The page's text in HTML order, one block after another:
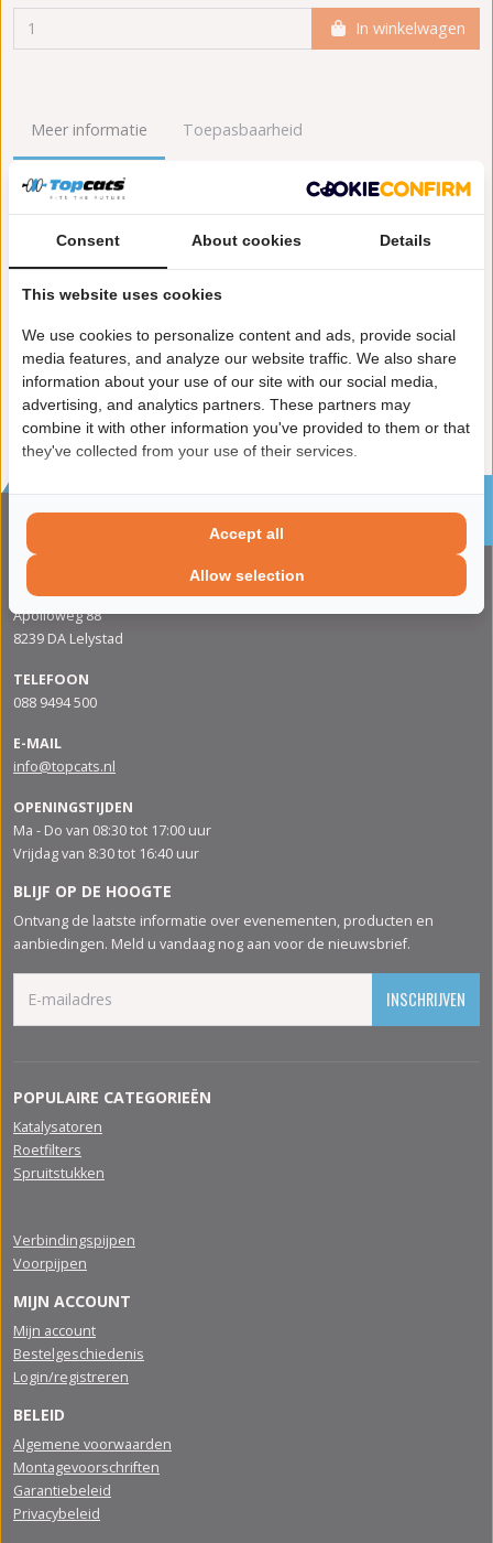
In winkelwagen
Meer informatie Toepasbaarheid
Origineel nummers
Garantie:2 jaar garantie
Materiaal:Keramiek
Enkel in combinatie met:FK92098
Product in orde:
Controleteken:E9-103R
Sinds 2002 de specialist in katalysatoren en
roetfilters
CONTACTGEGVENS
ADRES
Apolloweg 88
8239 DA Lelystad
TELEFOON
088 9494 500
E-MAIL
info@topcats.nl
OPENINGSTIJDEN
Ma - Do van 08:30 tot 17:00 uur
Vrijdag van 8:30 tot 16:40 uur
BLIJF OP DE HOOGTE
Ontvang de laatste informatie over evenementen, producten en
aanbiedingen. Meld u vandaag nog aan voor de nieuwsbrief.
INSCHRIJVEN
POPULAIRE CATEGORIEËN
Katalysatoren
Roetfilters
Spruitstukken
Verbindingspijpen
Voorpijpen
MIJN ACCOUNT
Mijn account
Bestelgeschiedenis
Login/registreren
BELEID
Algemene voorwaarden
Montagevoorschriften
Garantiebeleid
Privacybeleid
Consent About cookies Details
This website uses cookies
We use cookies to personalize content and ads, provide social
media features, and analyze our website traffic. We also share
information about your use of our site with our social media,
advertising, and analytics partners. These partners may
combine it with other information you've provided to them or that
they've collected from your use of their services.
Allow selection
Accept all